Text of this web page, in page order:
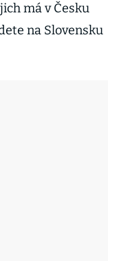
má v Česku
na Slovensku